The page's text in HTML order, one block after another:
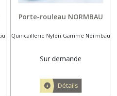
Porte-rouleau NORMBAU
Quincaillerie Nylon Gamme Normbau
Sur demande
Détails